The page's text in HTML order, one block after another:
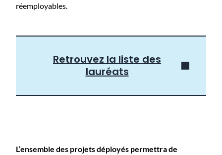
réemployables.
Retrouvez la liste des
lauréats
L’ensemble des projets déployés permettra de